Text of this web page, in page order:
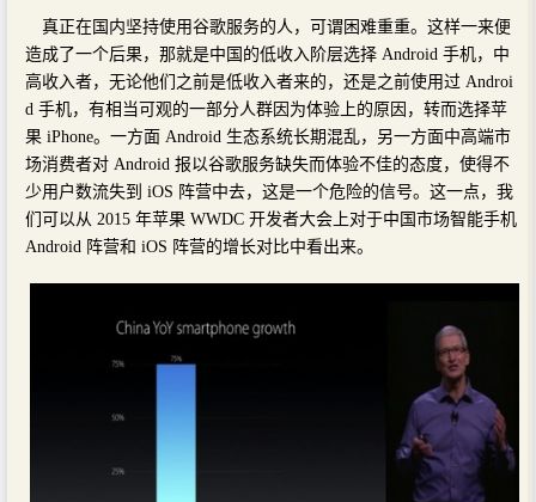
真正在国内坚持使用谷歌服务的人，可谓困难重重。这样一来便
造成了一个后果，那就是中国的低收入阶层选择 Android 手机，中
高收入者，无论他们之前是低收入者来的，还是之前使用过 Androi
d 手机，有相当可观的一部分人群因为体验上的原因，转而选择苹
果 iPhone。一方面 Android 生态系统长期混乱，另一方面中高端市
场消费者对 Android 报以谷歌服务缺失而体验不佳的态度，使得不
少用户数流失到 iOS 阵营中去，这是一个危险的信号。这一点，我
们可以从 2015 年苹果 WWDC 开发者大会上对于中国市场智能手机
Android 阵营和 iOS 阵营的增长对比中看出来。